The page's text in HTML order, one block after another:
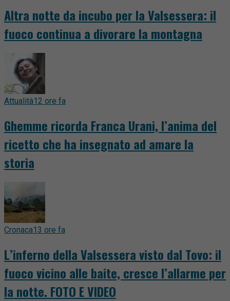
Altra notte da incubo per la Valsessera: il
fuoco continua a divorare la montagna
Attualità12 ore fa
Ghemme ricorda Franca Urani, l’anima del
ricetto che ha insegnato ad amare la
storia
Cronaca13 ore fa
L’inferno della Valsessera visto dal Tovo: il
fuoco vicino alle baite, cresce l’allarme per
la notte. FOTO E VIDEO